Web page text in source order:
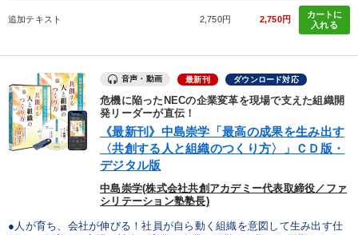
※「更新」を押すと「テーマ」「キーワード」を更新いただけます。
全国経営者セミナー収録物以外の経営教材（全762タイトル）からお探
しいただけます
カテゴリー
組織と人を動かすマネジメント力を磨く
社員が自律的に動き出す組織づくり
追加テキスト 2,750円 2,750円
カートに
入れる
音声・動画 最新刊 ダウンロード対応
危機に陥ったNECの企業変革を現場で支えた組織開
発リーダーが直伝！
《最新刊》中島崇学「最高の成果を生み出す
〈共創する人と組織のつくり方〉」ＣＤ版・
デジタル版
中島崇学(株式会社共創アカデミー代表取締役／ファ
シリテーション塾塾長)
●人が育ち、会社が伸びる！社員が自ら動く組織を意図して生み出す仕